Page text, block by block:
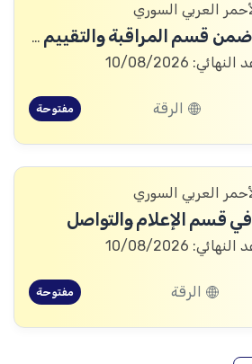
العربي السوري
متطوع ضمن قسم المراقبة والتقييم والتعلم (MEAL)
10/08/2026
الرقة مفتوحة
العربي السوري
قسم الإعلام والتواصل
10/08/2026
الرقة مفتوحة